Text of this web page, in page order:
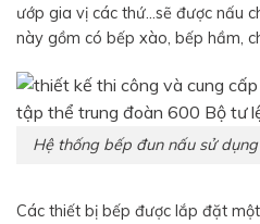
ướp gia vị các thứ…sẽ được nấu
này gồm có bếp xào, bếp hầm,
Hệ thống bếp đun nấu sử
Các thiết bị bếp được lắp đặt